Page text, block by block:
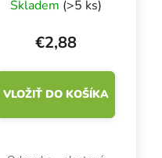
Skladem (>5 ks)
€2,88
VLOŽIŤ DO KOŠÍKA